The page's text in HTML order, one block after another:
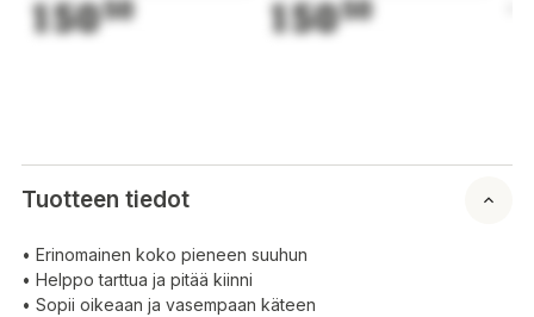
15050 15050
Tuotteen tiedot
• Erinomainen koko pieneen suuhun
• Helppo tarttua ja pitää kiinni
• Sopii oikeaan ja vasempaan käteen